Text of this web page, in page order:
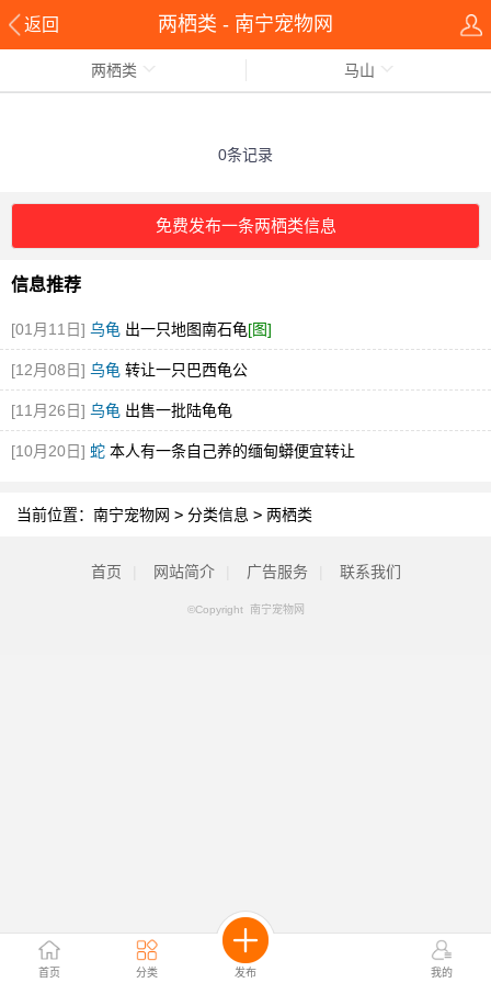
返回 两栖类 - 南宁宠物网
首页 分类 发布 我的
两栖类 马山
0条记录
免费发布一条两栖类信息
信息推荐
[01月11日] 乌龟 出一只地图南石龟[图]
[12月08日] 乌龟 转让一只巴西龟公
[11月26日] 乌龟 出售一批陆龟龟
[10月20日] 蛇 本人有一条自己养的缅甸蟒便宜转让
当前位置： 南宁宠物网 > 分类信息 > 两栖类
首页 网站简介 广告服务 联系我们
©Copyright 南宁宠物网